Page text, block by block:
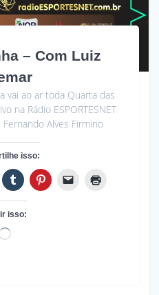
– Com Luiz
vai ao ar toda Quarta das
na Rádio ESPORTESNET
Alves Firmino
isso:
isso:
Carregando...